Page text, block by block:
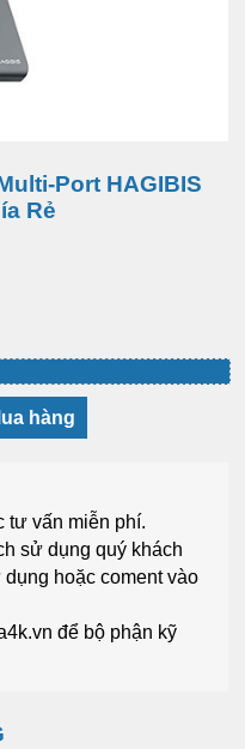
Port HAGIBIS
Rẻ
hàng
tư vấn miễn phí.
sử dụng quý khách
dụng hoặc coment vào
để bộ phận kỹ